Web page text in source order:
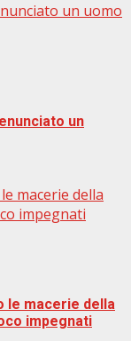
un uomo
un
macerie della
impegnati
le macerie della
impegnati